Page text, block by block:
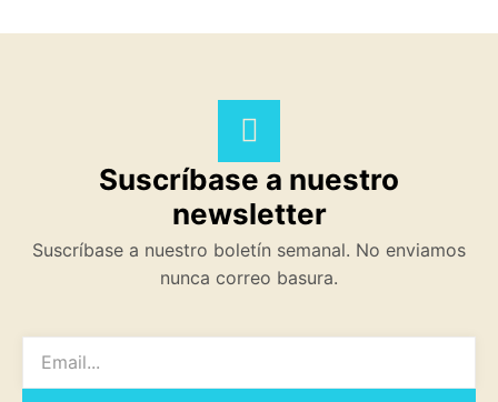
Suscríbase a nuestro
newsletter
Suscríbase a nuestro boletín semanal. No enviamos
nunca correo basura.